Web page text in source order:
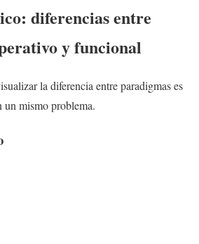
diferencias entre
y funcional
la diferencia entre paradigmas es
un mismo problema.